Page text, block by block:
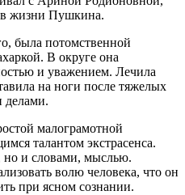
жизни Пушкина.
была потомственной
В округе она
и уважением. Лечила
на ноги после тяжелых
делами.
малограмотной
талантом экстрасенса.
но и словами, мыслью.
волю человека, что он
при ясном сознании.